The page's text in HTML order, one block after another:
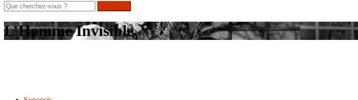
Rechercher
sur
le
site
L’Homme Invisible